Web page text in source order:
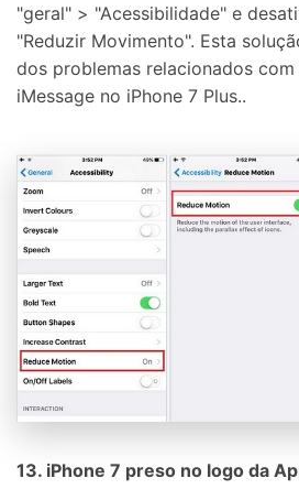
"geral" > "Acessibilidade" e
"Reduzir Movimento". Esta
dos problemas relacionados
iMessage no iPhone 7 Plus..
13. iPhone 7 preso no logo da